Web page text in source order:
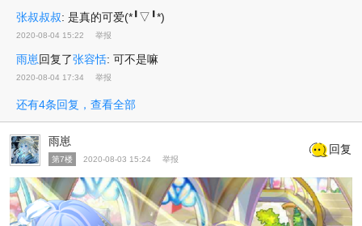
张叔叔叔: 是真的可爱(*╹▽╹*)
2020-08-04 15:22 举报
雨崽回复了张容恬: 可不是嘛
2020-08-04 17:34 举报
还有4条回复，查看全部
雨崽
第7楼 2020-08-03 15:24 举报
回复